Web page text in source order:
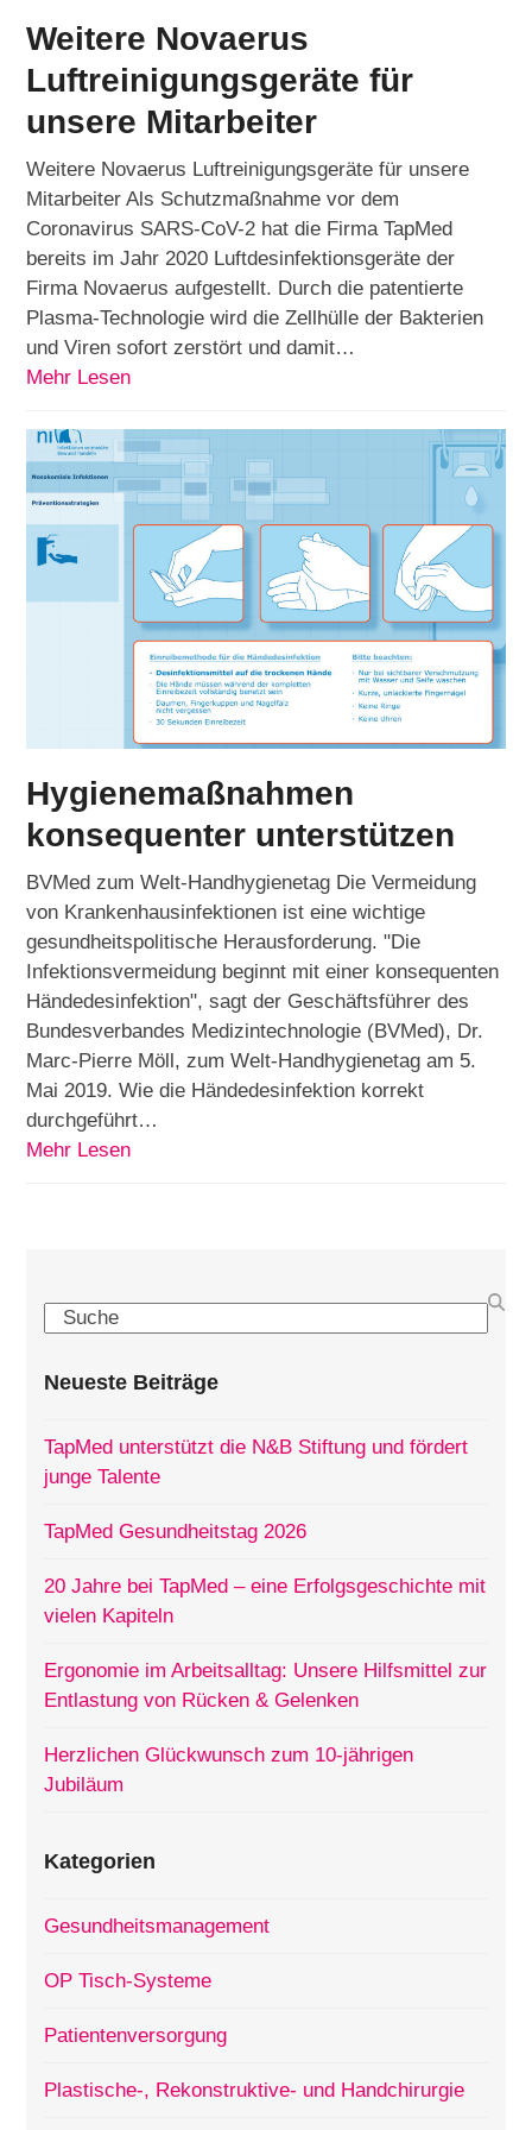
Weitere Novaerus
Luftreinigungsgeräte für
unsere Mitarbeiter
Weitere Novaerus Luftreinigungsgeräte für unsere
Mitarbeiter Als Schutzmaßnahme vor dem
Coronavirus SARS-CoV-2 hat die Firma TapMed
bereits im Jahr 2020 Luftdesinfektionsgeräte der
Firma Novaerus aufgestellt. Durch die patentierte
Plasma-Technologie wird die Zellhülle der Bakterien
und Viren sofort zerstört und damit…
Mehr Lesen
Hygienemaßnahmen
konsequenter unterstützen
BVMed zum Welt-Handhygienetag Die Vermeidung
von Krankenhausinfektionen ist eine wichtige
gesundheitspolitische Herausforderung. "Die
Infektionsvermeidung beginnt mit einer konsequenten
Händedesinfektion", sagt der Geschäftsführer des
Bundesverbandes Medizintechnologie (BVMed), Dr.
Marc-Pierre Möll, zum Welt-Handhygienetag am 5.
Mai 2019. Wie die Händedesinfektion korrekt
durchgeführt…
Mehr Lesen
Search
Neueste Beiträge
TapMed unterstützt die N&B Stiftung und fördert
junge Talente
TapMed Gesundheitstag 2026
20 Jahre bei TapMed – eine Erfolgsgeschichte mit
vielen Kapiteln
Ergonomie im Arbeitsalltag: Unsere Hilfsmittel zur
Entlastung von Rücken & Gelenken
Herzlichen Glückwunsch zum 10-jährigen
Jubiläum
Kategorien
Gesundheitsmanagement
OP Tisch-Systeme
Patientenversorgung
Plastische-, Rekonstruktive- und Handchirurgie